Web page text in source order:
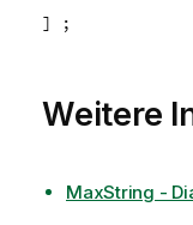
] ;
Weitere
MaxString -